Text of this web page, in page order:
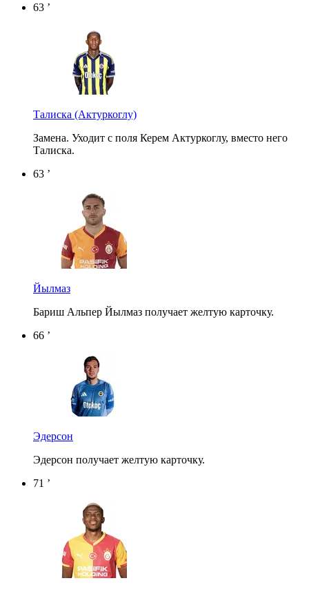
63 ’
Талиска (Актуркоглу)
Замена. Уходит с поля Керем Актуркоглу, вместо него
Талиска.
63 ’
Йылмаз
Бариш Альпер Йылмаз получает желтую карточку.
66 ’
Эдерсон
Эдерсон получает желтую карточку.
71 ’